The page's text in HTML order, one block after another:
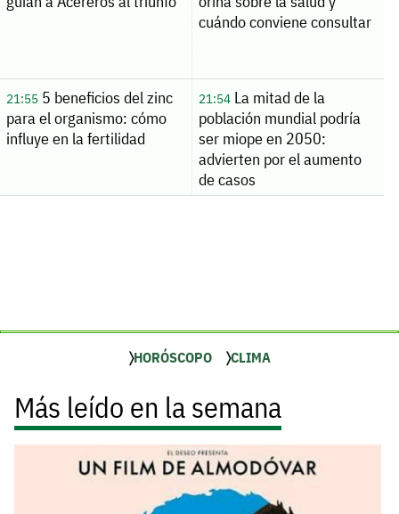
cuándo conviene consultar
21:555 beneficios del zinc
para el organismo: cómo
influye en la fertilidad
21:54La mitad de la
población mundial podría
ser miope en 2050:
advierten por el aumento
de casos
HORÓSCOPO CLIMA
Más leído en la semana